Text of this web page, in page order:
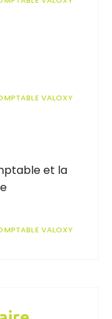
VALOXY
et la
VALOXY